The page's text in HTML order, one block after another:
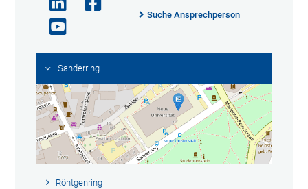
Suche Ansprechperson
Sanderring
Röntgenring